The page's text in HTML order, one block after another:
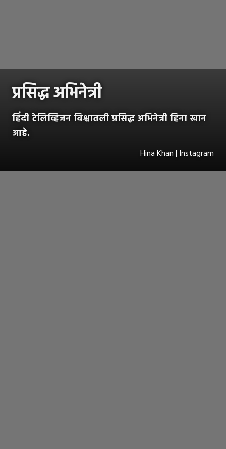
प्रसिद्ध अभिनेत्री
हिंदी टेलिव्हिजन विश्वातली प्रसिद्ध अभिनेत्री हिना खान
आहे.
Hina Khan | Instagram